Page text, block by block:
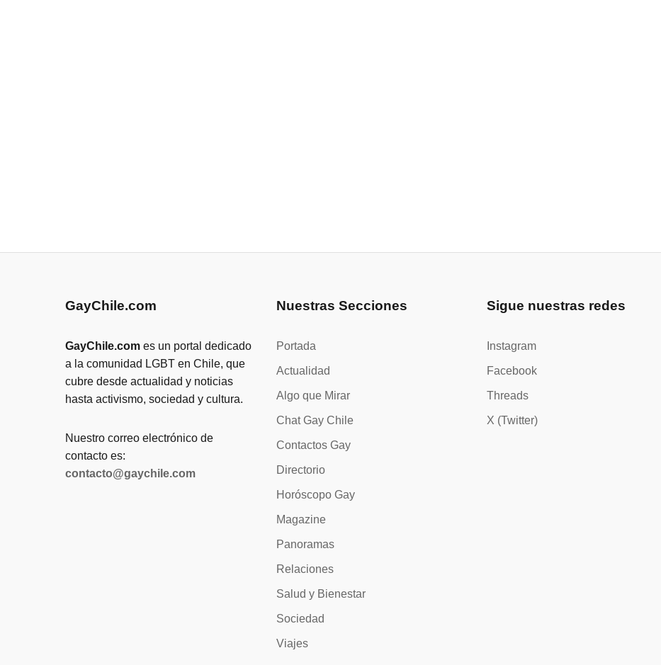
GayChile.com
GayChile.com es un portal dedicado
a la comunidad LGBT en Chile, que
cubre desde actualidad y noticias
hasta activismo, sociedad y cultura.
Nuestro correo electrónico de
contacto es:
contacto@gaychile.com
Nuestras Secciones
Portada
Actualidad
Algo que Mirar
Chat Gay Chile
Contactos Gay
Directorio
Horóscopo Gay
Magazine
Panoramas
Relaciones
Salud y Bienestar
Sociedad
Viajes
Sigue nuestras redes
Instagram
Facebook
Threads
X (Twitter)